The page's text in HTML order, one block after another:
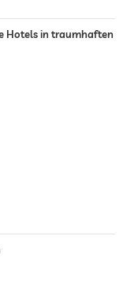
Hotels in traumhaften